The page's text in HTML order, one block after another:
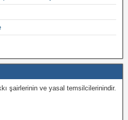
şairlerinin ve yasal temsilcilerinindir.